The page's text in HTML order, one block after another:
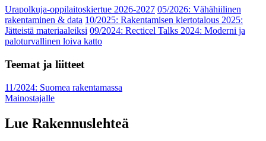
Urapolkuja-oppilaitoskiertue 2026-2027 05/2026: Vähähiilinen
rakentaminen & data 10/2025: Rakentamisen kiertotalous 2025:
Jätteistä materiaaleiksi 09/2024: Recticel Talks 2024: Moderni ja
paloturvallinen loiva katto
Teemat ja liitteet
11/2024: Suomea rakentamassa
Mainostajalle
Lue Rakennuslehteä